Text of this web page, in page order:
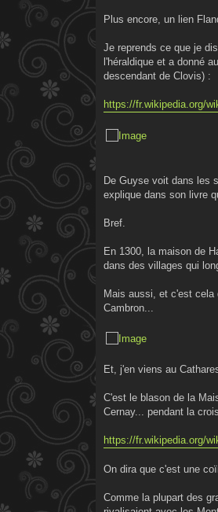
g
Plus encore, un lien
Je reprends ce que je
l'héraldique et a donné
descendant de Clovis) :
https://fr.wikipedia.org/
De Guyse voit dans les
explique dans son livre
Bref.
En 1300, la maison de
dans des villages qui
Mais aussi, et c'est cela
Cambron...
Et, j'en viens au
C'est le blason de la
Cernay... pendant la
https://fr.wikipedia.org/
On dira que c'est une
Comme la plupart des